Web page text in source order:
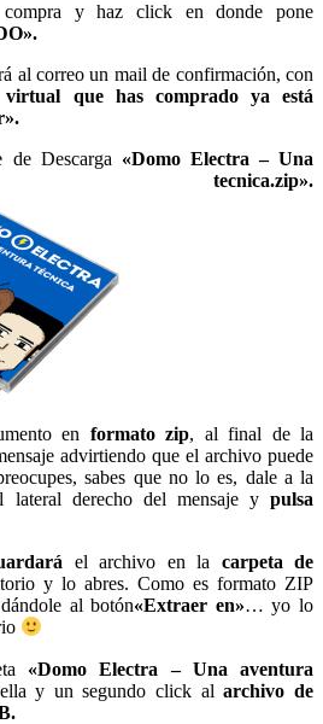
y haz click en donde pone
al correo un mail de confirmación, con
que has comprado ya está
Descarga «Domo Electra – Una
tecnica.zip».
en formato zip, al final de la
advirtiendo que el archivo puede
sabes que no lo es, dale a la
derecho del mensaje y pulsa
el archivo en la carpeta de
y lo abres. Como es formato ZIP
dándole al botón«Extraer en»… yo lo
«Domo Electra – Una aventura
y un segundo click alarchivo de